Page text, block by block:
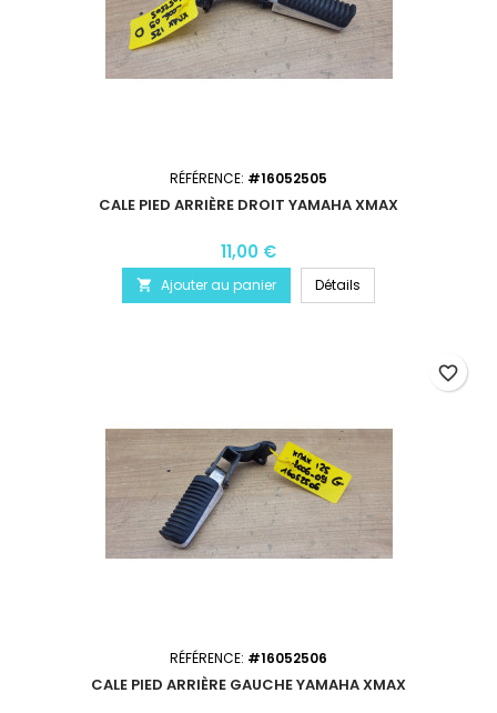
RÉFÉRENCE: #16052505
CALE PIED ARRIÈRE DROIT YAMAHA XMAX
11,00 €
 Ajouter au panier Détails
RÉFÉRENCE: #16052506
CALE PIED ARRIÈRE GAUCHE YAMAHA XMAX
favorite_border